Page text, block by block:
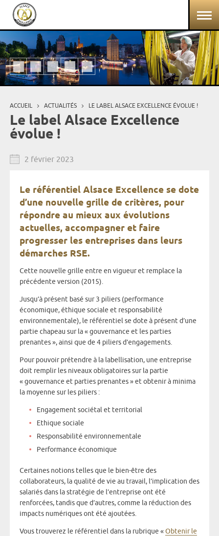
Aller au contenu principal
Vous êtes ici
ACCUEIL ACTUALITÉS LE LABEL ALSACE EXCELLENCE ÉVOLUE !
Le label Alsace Excellence
évolue !
2 février 2023
Le référentiel Alsace Excellence se dote
d’une nouvelle grille de critères, pour
répondre au mieux aux évolutions
actuelles, accompagner et faire
progresser les entreprises dans leurs
démarches RSE.
Cette nouvelle grille entre en vigueur et remplace la
précédente version (2015).
Jusqu’à présent basé sur 3 piliers (performance
économique, éthique sociale et responsabilité
environnementale), le référentiel se dote à présent d’une
partie chapeau sur la « gouvernance et les parties
prenantes », ainsi que de 4 piliers d’engagements.
Pour pouvoir prétendre à la labellisation, une entreprise
doit remplir les niveaux obligatoires sur la partie
« gouvernance et parties prenantes » et obtenir à minima
la moyenne sur les piliers :
Engagement sociétal et territorial
Ethique sociale
Responsabilité environnementale
Performance économique
Certaines notions telles que le bien-être des
collaborateurs, la qualité de vie au travail, l’implication des
salariés dans la stratégie de l’entreprise ont été
renforcées, tandis que d’autres, comme la réduction des
impacts numériques ont été ajoutées.
Vous trouverez le référentiel dans la rubrique «Obtenir le
Panneau de gestion des cookies